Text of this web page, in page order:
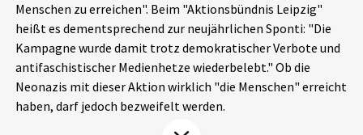
chronik.LE in der Presse
Menschen zu erreichen". Beim "Aktionsbündnis Leipzig"
heißt es dementsprechend zur neujährlichen Sponti: "Die
Kampagne wurde damit trotz demokratischer Verbote und
antifaschistischer Medienhetze wiederbelebt." Ob die
Neonazis mit dieser Aktion wirklich "die Menschen" erreicht
haben, darf jedoch bezweifelt werden.